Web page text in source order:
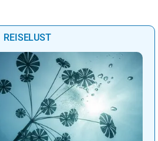
REISELUST